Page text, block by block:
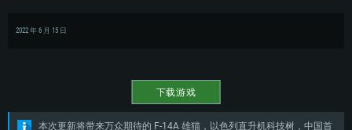
2022 年 6 月 15 日
下载游戏
本次更新将带来万众期待的 F-14A 雄猫，以色列直升机科技树，中国首